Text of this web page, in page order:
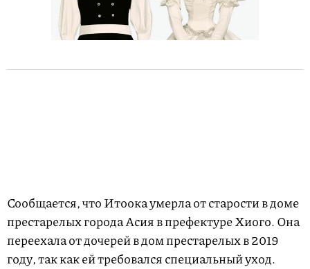
Сообщается, что Итоока умерла от старости в доме
престарелых города Асия в префектуре Хиого. Она
переехала от дочерей в дом престарелых в 2019
году, так как ей требовался специальный уход.